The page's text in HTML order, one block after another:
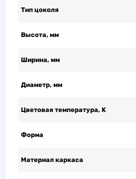
Тип цоколя
Высота, мм
Ширина, мм
Диаметр, мм
Цветовая температура, K
Форма
Материал каркаса